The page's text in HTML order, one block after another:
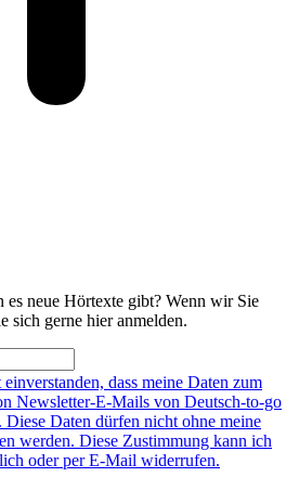
es neue Hörtexte gibt? Wenn wir Sie
sich gerne hier anmelden.
dass meine Daten zum
Newsletter-E-Mails von Deutsch-to-go
Daten dürfen nicht ohne meine
werden. Diese Zustimmung kann ich
oder per E-Mail widerrufen.